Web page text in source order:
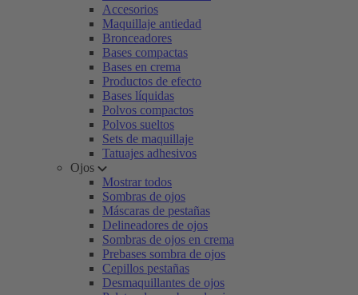
Accesorios
Maquillaje antiedad
Bronceadores
Bases compactas
Bases en crema
Productos de efecto
Bases líquidas
Polvos compactos
Polvos sueltos
Sets de maquillaje
Tatuajes adhesivos
Ojos
Mostrar todos
Sombras de ojos
Máscaras de pestañas
Delineadores de ojos
Sombras de ojos en crema
Prebases sombra de ojos
Cepillos pestañas
Desmaquillantes de ojos